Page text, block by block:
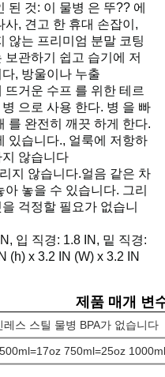
된 것: 이 물병 은 뚜?? 에
, 견고 한 휴대 손잡이,
않는 프리미엄 분말 코팅
관하기 쉽고 습기에 저
, 방울이나 누출
뜨거운 수프 를 위한 테르
으로 사용 한다. 병 을 빠
를 완전히 깨끗 하게 한다.
있습니다., 얼룩에 저항하
않습니다
지 않습니다.얼음 같은 차
놓을 수 있습니다. 그리
걱정할 필요가 없습니
입 직경: 1.8 IN, 밑 직경:
(h) x 3.2 IN (W) x 3.2 IN
제품 매개 변
레스 스틸 물병 BPA가 없습니다
750ml=25oz